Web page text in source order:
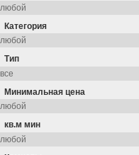
Категория
Тип
Минимальная цена
кв.м мин